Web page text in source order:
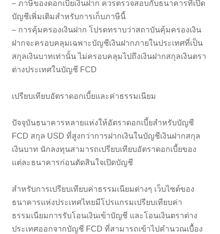
– ภาษีของดอกเบี้ยเงินฝาก ควรตรวจสอบกับธนาคารที่เปิด
บัญชีเพิ่มเติมสำหรับการเก็บภาษีนี้
– การคุ้มครองเงินฝาก โปรดทราบว่าสถาบันคุ้มครองเงิน
ฝากจะครอบคลุมเฉพาะบัญชีเงินฝากภายในประเทศที่เป็น
สกุลเงินบาทเท่านั้น ไม่ครอบคลุมไปถึงเงินฝากสกุลเงินตรา
ต่างประเทศในบัญชี FCD
เปรียบเทียบอัตราดอกเบี้ยและค่าธรรมเนียม
ปัจจุบันธนาคารหลายแห่งให้อัตราดอกเบี้ยสำหรับบัญชี
FCD สกุล USD ที่สูงกว่าการฝากเงินในบัญชีเงินฝากสกุล
เงินบาท นักลงทุนสามารถเปรียบเทียบอัตราดอกเบี้ยของ
แต่ละธนาคารก่อนตัดสินใจเปิดบัญชี
สำหรับการเปรียบเทียบค่าธรรมเนียมต่างๆ เว็บไซต์ของ
ธนาคารแห่งประเทศไทยมีโปรแกรมเปรียบเทียบค่า
ธรรมเนียมการรับโอนเงินเข้าบัญชี และโอนเงินตราต่าง
ประเทศออกจากบัญชี FCD ที่สามารถเข้าไปคำนวณเบื้อง